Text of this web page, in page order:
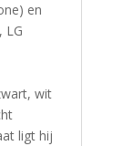
en
LG
wit
ligt hij